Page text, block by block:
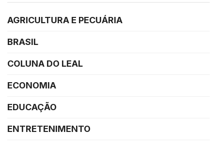
AGRICULTURA E PECUÁRIA
BRASIL
COLUNA DO LEAL
ECONOMIA
EDUCAÇÃO
ENTRETENIMENTO